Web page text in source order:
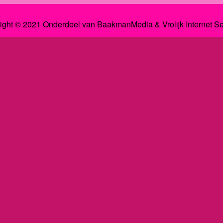
© 2021 Onderdeel van BaakmanMedia& Vrolijk Internet